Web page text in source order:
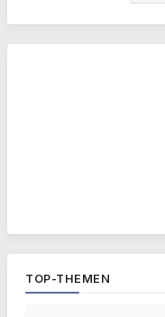
TOP-THEMEN